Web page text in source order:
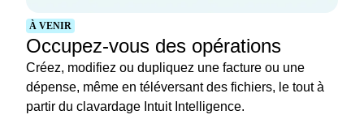
Occupez-vous des opérations
À VENIR
Créez, modifiez ou dupliquez une facture ou une
dépense, même en téléversant des fichiers, le tout à
partir du clavardage Intuit Intelligence.